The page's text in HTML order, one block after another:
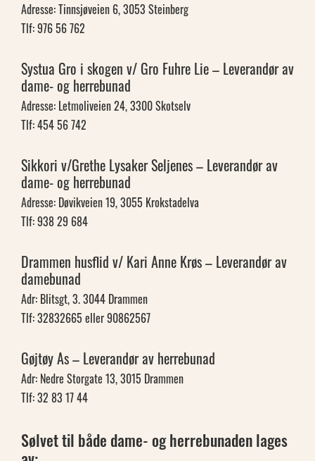
Adresse: Tinnsjøveien 6, 3053 Steinberg
Tlf: 976 56 762
Systua Gro i skogen v/ Gro Fuhre Lie – Leverandør av
dame- og herrebunad
Adresse: Letmoliveien 24, 3300 Skotselv
Tlf: 454 56 742
Sikkori v/Grethe Lysaker Seljenes – Leverandør av
dame- og herrebunad
Adresse: Døvikveien 19, 3055 Krokstadelva
Tlf: 938 29 684
Drammen husflid v/ Kari Anne Krøs – Leverandør av
damebunad
Adr: Blitsgt, 3. 3044 Drammen
Tlf: 32832665 eller 90862567
Gøjtøy As – Leverandør av herrebunad
Adr: Nedre Storgate 13, 3015 Drammen
Tlf: 32 83 17 44
Sølvet til både dame- og herrebunaden lages